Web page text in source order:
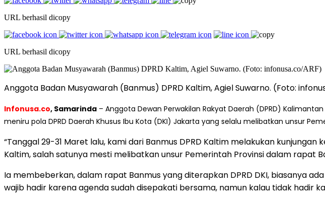
URL berhasil dicopy
URL berhasil dicopy
Anggota Badan Musyawarah (Banmus) DPRD Kaltim, Agiel Suwarno. (Foto:
Infonusa.co, Samarinda – Anggota Dewan Perwakilan Rakyat Daerah (DPRD)
meniru pola DPRD Daerah Khusus Ibu Kota (DKI) Jakarta yang selalu melibatkan unsur
“Tanggal 29-31 Maret lalu, kami dari Banmus DPRD Kaltim melakukan
Kaltim, salah satunya mesti melibatkan unsur Pemerintah Provinsi dalam rapat
Ia membeberkan, dalam rapat Banmus yang diterapkan DPRD DKI, biasanya
wajib hadir karena agenda sudah disepakati bersama, namun kalau tidak hadir